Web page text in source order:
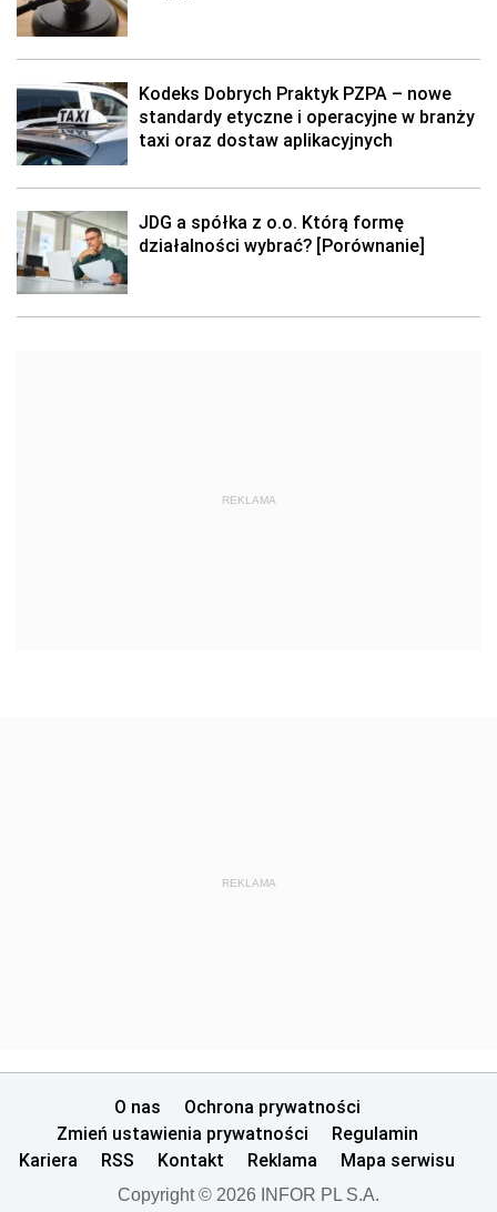
Kodeks Dobrych Praktyk PZPA – nowe
standardy etyczne i operacyjne w branży
taxi oraz dostaw aplikacyjnych
JDG a spółka z o.o. Którą formę
działalności wybrać? [Porównanie]
REKLAMA
REKLAMA
O nas
Ochrona prywatności
Zmień ustawienia prywatności
Regulamin
Kariera
RSS Kontakt Reklama Mapa serwisu
Copyright © 2026 INFOR PL S.A.